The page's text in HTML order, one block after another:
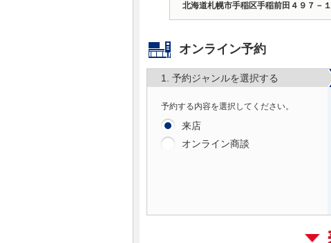
北海道札幌市手稲区手稲前田４９７－１
オンライン予約
1. 予約ジャンルを選択する
予約する内容を選択してください。
来店
オンライン商談